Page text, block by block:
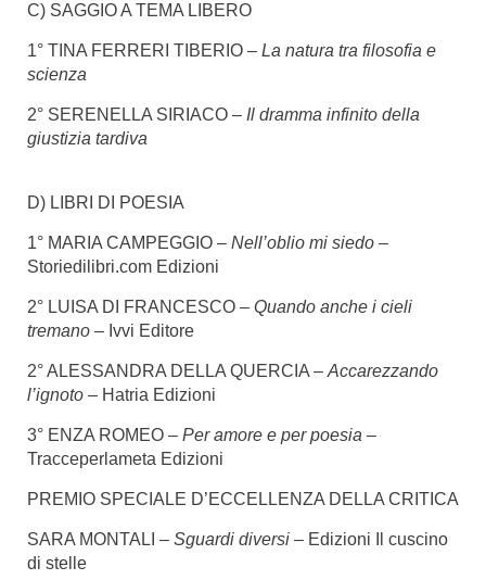
C) SAGGIO A TEMA LIBERO
1° TINA FERRERI TIBERIO – La natura tra filosofia e
scienza
2° SERENELLA SIRIACO – Il dramma infinito della
giustizia tardiva
D) LIBRI DI POESIA
1° MARIA CAMPEGGIO – Nell’oblio mi siedo –
Storiedilibri.com Edizioni
2° LUISA DI FRANCESCO – Quando anche i cieli
tremano – Ivvi Editore
2° ALESSANDRA DELLA QUERCIA – Accarezzando
l’ignoto – Hatria Edizioni
3° ENZA ROMEO – Per amore e per poesia –
Tracceperlameta Edizioni
PREMIO SPECIALE D’ECCELLENZA DELLA CRITICA
SARA MONTALI – Sguardi diversi – Edizioni Il cuscino
di stelle